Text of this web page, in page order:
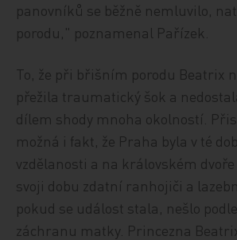
panovníků se běžně nemluvilo,
porodu," poznamenal Pařízek.
To, že při břišním porodu Beatrix
přežila traumatický šok a
dílem shody mnoha okolností.
možná i fakt, že Praha byla v té
vzdělanosti a na královském
svoji dobu zdatní ranhojiči a
pokud se událost stala, nešlo
záchranu matky. Princezna